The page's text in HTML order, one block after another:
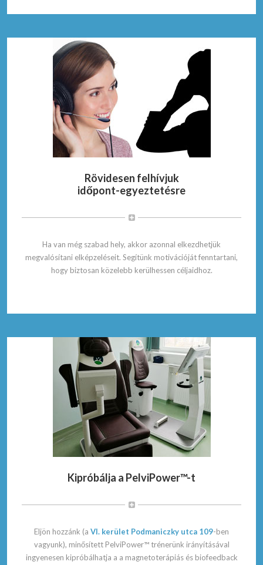
Rövidesen felhívjuk
időpont-egyeztetésre
Ha van még szabad hely, akkor azonnal elkezdhetjük
megvalósítani elképzeléseit. Segítünk motivációját fenntartani,
hogy biztosan közelebb kerülhessen céljaidhoz.
Kipróbálja a PelviPower™-t
Eljön hozzánk (a VI. kerület Podmaniczky utca 109-ben
vagyunk), minősített PelviPower™ trénerünk irányításával
ingyenesen kipróbálhatja a a magnetoterápiás és biofeedback